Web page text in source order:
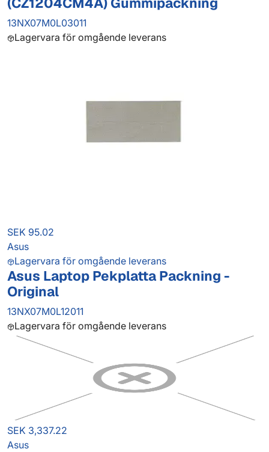
13NX07M0L03011
Lagervara för omgående leverans
SEK 95.02
Asus
Lagervara för omgående leverans
Asus Laptop Pekplatta Packning -
Original
13NX07M0L12011
Lagervara för omgående leverans
SEK 3,337.22
Asus